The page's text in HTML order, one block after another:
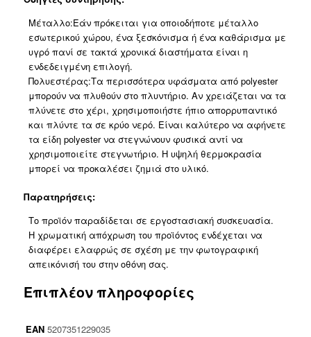
Μέταλλο:Εάν πρόκειται για οποιοδήποτε μέταλλο
εσωτερικού χώρου, ένα ξεσκόνισμα ή ένα καθάρισμα με
υγρό πανί σε τακτά χρονικά διαστήματα είναι η
ενδεδειγμένη επιλογή.
Πολυεστέρας:Τα περισσότερα υφάσματα από polyester
μπορούν να πλυθούν στο πλυντήριο. Αν χρειάζεται να τα
πλύνετε στο χέρι, χρησιμοποιήστε ήπιο απορρυπαντικό
και πλύντε τα σε κρύο νερό. Είναι καλύτερο να αφήνετε
τα είδη polyester να στεγνώνουν φυσικά αντί να
χρησιμοποιείτε στεγνωτήριο. Η υψηλή θερμοκρασία
μπορεί να προκαλέσει ζημιά στο υλικό.
Παρατηρήσεις:
Το προϊόν παραδίδεται σε εργοστασιακή συσκευασία.
Η χρωματική απόχρωση του προϊόντος ενδέχεται να
διαφέρει ελαφρώς σε σχέση με την φωτογραφική
απεικόνισή του στην οθόνη σας.
Επιπλέον πληροφορίες
EAN 5207351229035